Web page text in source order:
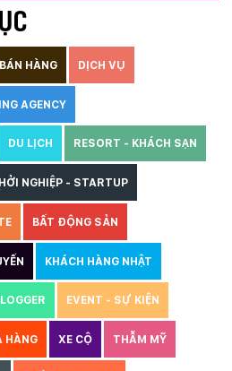
BÁN HÀNG DỊCH VỤ
AGENCY
DU LỊCH RESORT - KHÁCH SẠN
NGHIỆP - STARTUP
BẤT ĐỘNG SẢN
KHÁCH HÀNG NHẬT
EVENT - SỰ KIỆN
HÀNG XE CỘ THẪM MỸ